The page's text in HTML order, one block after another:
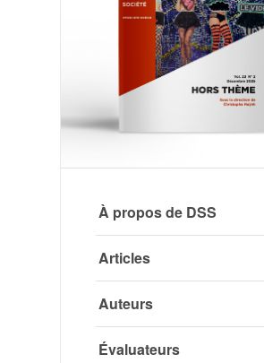
À propos de DSS
Articles
Auteurs
Évaluateurs